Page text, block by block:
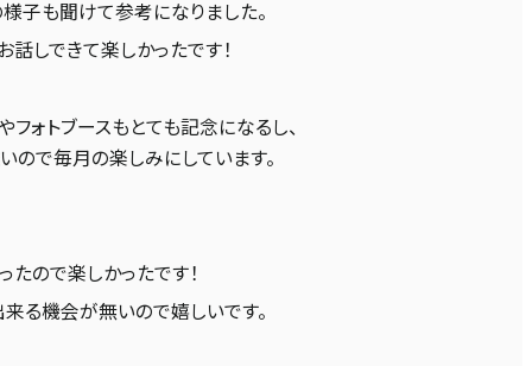
子も聞けて参考になりました。
しできて楽しかったです！
ォトブースもとても記念になるし、
で毎月の楽しみにしています。
ので楽しかったです！
る機会が無いので嬉しいです。